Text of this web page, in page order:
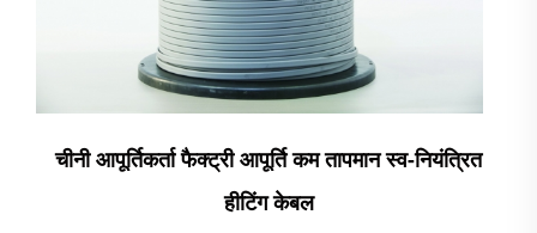
चीनी आपूर्तिकर्ता फैक्ट्री आपूर्ति कम तापमान स्व-नियंत्रित
हीटिंग केबल